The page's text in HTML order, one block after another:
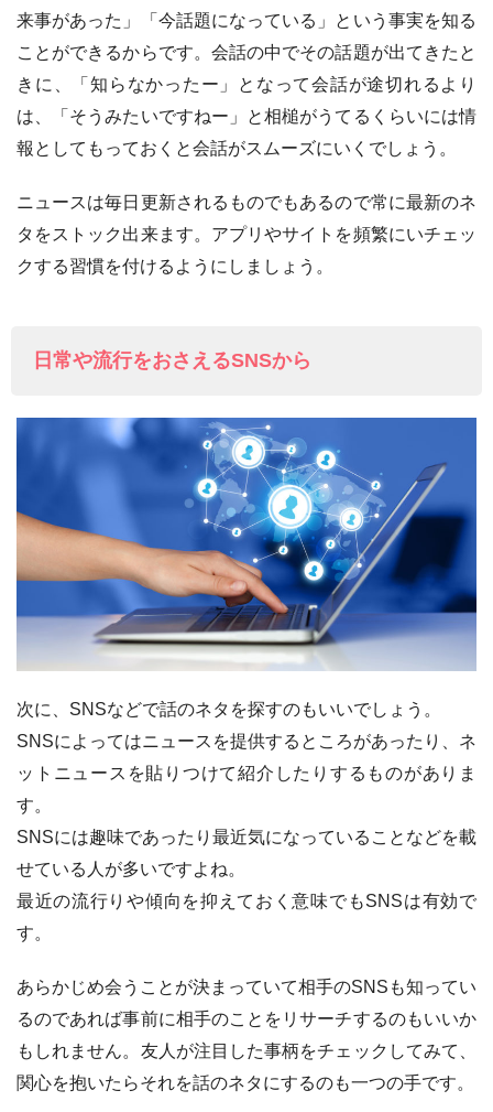
来事があった」「今話題になっている」という事実を知る
ことができるからです。会話の中でその話題が出てきたと
きに、「知らなかったー」となって会話が途切れるより
は、「そうみたいですねー」と相槌がうてるくらいには情
報としてもっておくと会話がスムーズにいくでしょう。
ニュースは毎日更新されるものでもあるので常に最新のネ
タをストック出来ます。アプリやサイトを頻繁にいチェッ
クする習慣を付けるようにしましょう。
日常や流行をおさえるSNSから
次に、SNSなどで話のネタを探すのもいいでしょう。
SNSによってはニュースを提供するところがあったり、ネ
ットニュースを貼りつけて紹介したりするものがありま
す。
SNSには趣味であったり最近気になっていることなどを載
せている人が多いですよね。
最近の流行りや傾向を抑えておく意味でもSNSは有効で
す。
あらかじめ会うことが決まっていて相手のSNSも知ってい
るのであれば事前に相手のことをリサーチするのもいいか
もしれません。友人が注目した事柄をチェックしてみて、
関心を抱いたらそれを話のネタにするのも一つの手です。